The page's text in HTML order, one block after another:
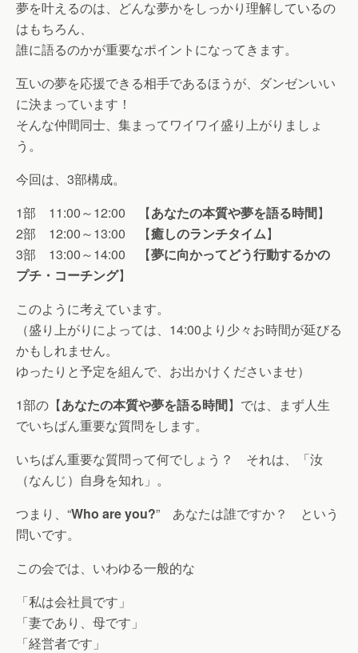
夢を叶えるのは、どんな夢かをしっかり理解しているの
はもちろん、
誰に語るのかが重要なポイントになってきます。
互いの夢を応援できる相手であるほうが、ダンゼンいい
に決まっています！
そんな仲間同士、集まってワイワイ盛り上がりましょ
う。
今回は、3部構成。
1部 11:00～12:00 【あなたの本質や夢を語る時間】
2部 12:00～13:00 【癒しのランチタイム】
3部 13:00～14:00 【夢に向かってどう行動するかの
プチ・コーチング】
このように考えています。
（盛り上がりによっては、14:00より少々お時間が延びる
かもしれません。
ゆったりと予定を組んで、お出かけくださいませ）
1部の【あなたの本質や夢を語る時間】では、まず人生
でいちばん重要な質問をします。
いちばん重要な質問って何でしょう？ それは、「汝
（なんじ）自身を知れ」。
つまり、“Who are you?” あなたは誰ですか？ という
問いです。
この会では、いわゆる一般的な
「私は会社員です」
「妻であり、母です」
「経営者です」